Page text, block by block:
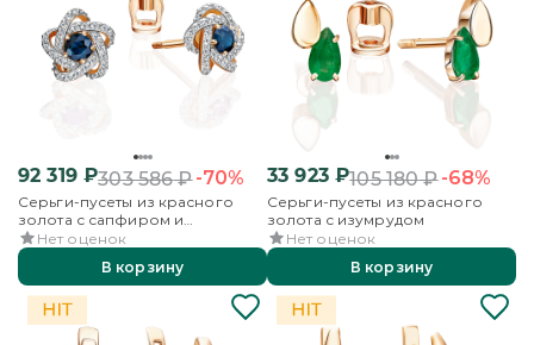
92 319₽303 586₽-70%
Серьги-пусеты из красного
золота с сапфиром и
бриллиантами
Нет оценок
В корзину
33 923₽105 180₽-68%
Серьги-пусеты из красного
золота с изумрудом
Нет оценок
В корзину